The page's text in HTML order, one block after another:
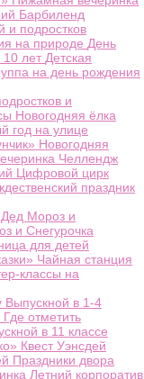
Барбиленд
и подростков
на природе День
лет Детская
на день рождения
и
Новогодняя ёлка
год на улице
Новогодняя
Челлендж
Цифровой цирк
праздник
Мороз и
и Снегурочка
для детей
Чайная станция
классы на
Выпускной в 1-4
Где отметить
в 11 классе
Квест Уэнсдей
Праздники двора
Летний корпоратив